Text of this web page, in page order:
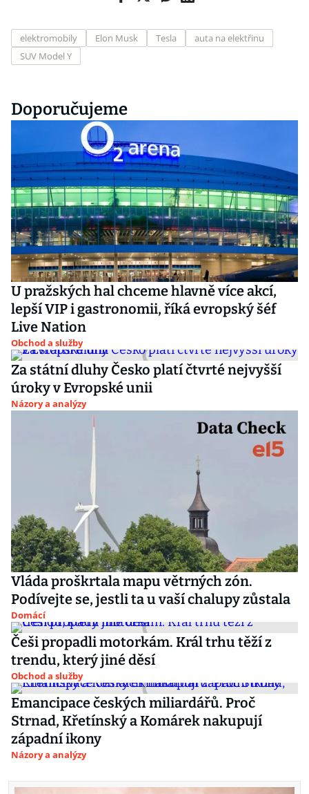
elektromobily Elon Musk Tesla
auta na elektřinu
SUV Model Y
Doporučujeme
U pražských hal chceme hlavně více akcí,
lepší VIP i gastronomii, říká evropský šéf
Live Nation
Obchod a služby
Za státní dluhy Česko platí čtvrté nejvyšší
úroky v Evropské unii
Názory a analýzy
Vláda proškrtala mapu větrných zón.
Podívejte se, jestli ta u vaší chalupy zůstala
Domácí
Češi propadli motorkám. Král trhu těží z
trendu, který jiné děsí
Obchod a služby
Emancipace českých miliardářů. Proč
Strnad, Křetínský a Komárek nakupují
západní ikony
Názory a analýzy